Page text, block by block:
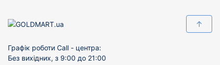
↑
Графік роботи Call - центра:
Без вихідних, з 9:00 до 21:00